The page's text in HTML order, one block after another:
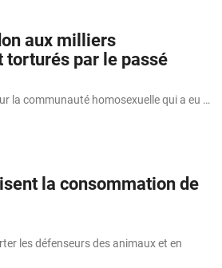
aux milliers
torturés par le passé
la communauté homosexuelle qui a eu …
la consommation de
les défenseurs des animaux et en